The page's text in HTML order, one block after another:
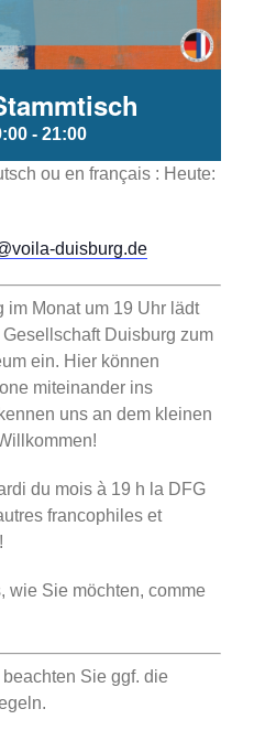
- 21:00
ou en français : Heute:
duisburg.de
Monat um 19 Uhr lädt
Duisburg zum
ein. Hier können
miteinander ins
uns an dem kleinen
du mois à 19 h la DFG
francophiles et
wie Sie möchten, comme
Sie ggf. die